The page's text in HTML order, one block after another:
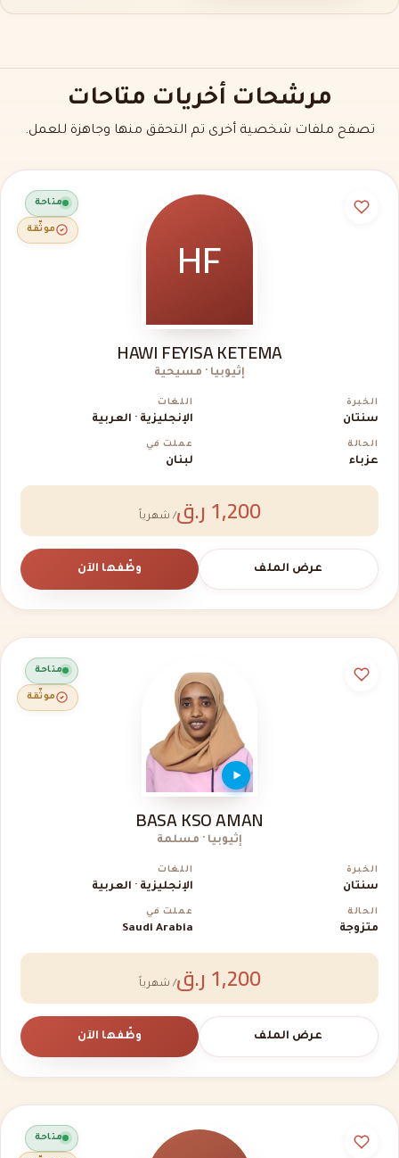
مرشحات أخريات متاحات
تصفح ملفات شخصية أخرى تم التحقق منها وجاهزة للعمل.
متاحة
موثّقة HF
HAWI FEYISA KETEMA
إثيوبيا · مسيحية
الخبرة
سنتان
اللغات
الإنجليزية · العربية
الحالة
عزباء
عملت في
لبنان
1,200 ر.ق / شهرياً
عرض الملف وظّفها الآن
متاحة
موثّقة
BASA KSO AMAN
إثيوبيا · مسلمة
الخبرة
سنتان
اللغات
الإنجليزية · العربية
الحالة
متزوجة
عملت في
Saudi Arabia
1,200 ر.ق / شهرياً
عرض الملف وظّفها الآن
متاحة